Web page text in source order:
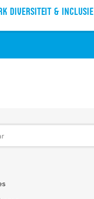
inhoud
DIVERSITEIT & INCLUSIE